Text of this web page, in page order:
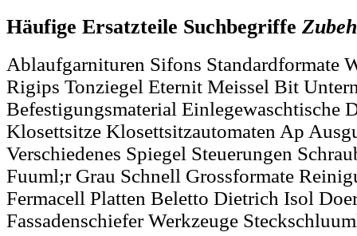
Häufige Ersatzteile Suchbegriffe
Ablaufgarnituren Sifons Standardformate
Rigips Tonziegel Eternit Meissel Bit
Befestigungsmaterial Einlegewaschtische
Klosettsitze Klosettsitzautomaten Ap
Verschiedenes Spiegel Steuerungen
Fuuml;r Grau Schnell Grossformate
Fermacell Platten Beletto Dietrich Isol
Fassadenschiefer Werkzeuge